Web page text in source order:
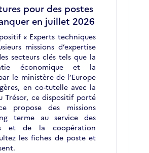
pour des postes
en juillet 2026
« Experts techniques
missions d’expertise
secteurs clés tels que la
économique et la
le ministère de l’Europe
en co-tutelle avec la
Trésor, ce dispositif porté
propose des missions
terme au service des
et de la coopération
les fiches de poste et